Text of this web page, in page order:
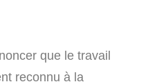
que le travail
reconnu à la